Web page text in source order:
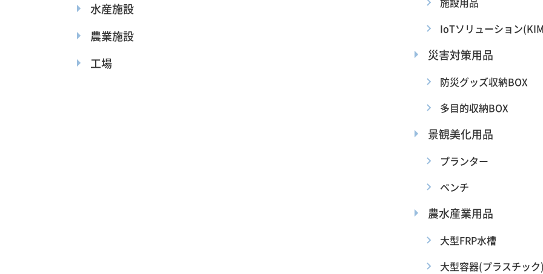
水産施設
農業施設
工場
IoTソリューション
災害対策用品
防災グッズ収納BOX
多目的収納BOX
景観美化用品
プランター
ベンチ
農水産業用品
大型FRP水槽
大型容器(プラスチッ